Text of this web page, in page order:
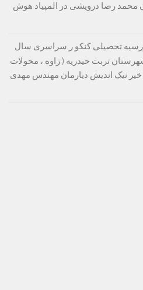
رضا درویشی در المپیاد هوش
تحصیلی کنکو ر سراسری سال
تربت حیدریه ( زاوه ، محولات
نیک اندیش دیارمان مهندس مهدی